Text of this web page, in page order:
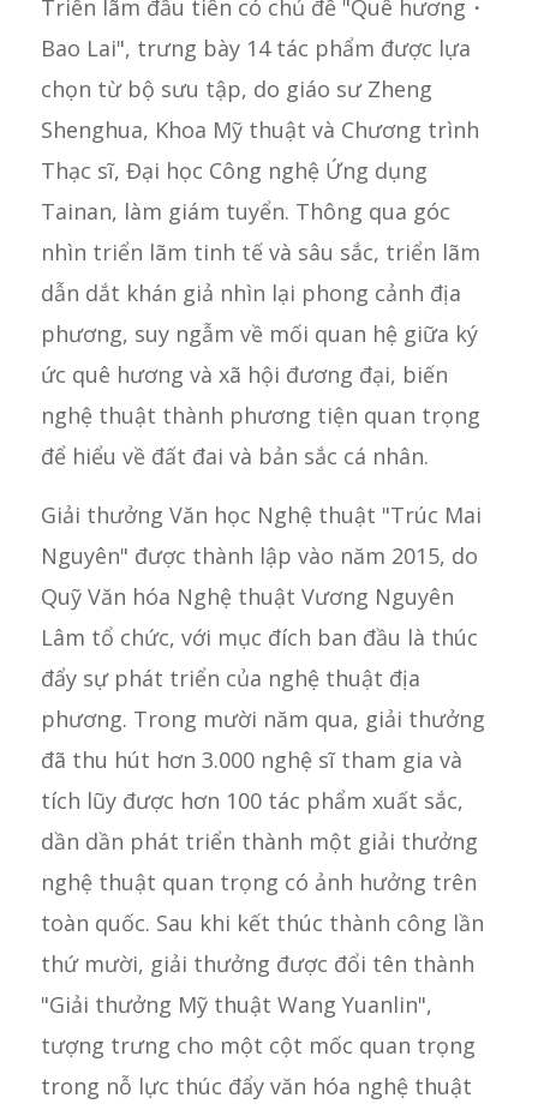
Triển lãm đầu tiên có chủ đề "Quê hương・
Bao Lai", trưng bày 14 tác phẩm được lựa
chọn từ bộ sưu tập, do giáo sư Zheng
Shenghua, Khoa Mỹ thuật và Chương trình
Thạc sĩ, Đại học Công nghệ Ứng dụng
Tainan, làm giám tuyển. Thông qua góc
nhìn triển lãm tinh tế và sâu sắc, triển lãm
dẫn dắt khán giả nhìn lại phong cảnh địa
phương, suy ngẫm về mối quan hệ giữa ký
ức quê hương và xã hội đương đại, biến
nghệ thuật thành phương tiện quan trọng
để hiểu về đất đai và bản sắc cá nhân.
Giải thưởng Văn học Nghệ thuật "Trúc Mai
Nguyên" được thành lập vào năm 2015, do
Quỹ Văn hóa Nghệ thuật Vương Nguyên
Lâm tổ chức, với mục đích ban đầu là thúc
đẩy sự phát triển của nghệ thuật địa
phương. Trong mười năm qua, giải thưởng
đã thu hút hơn 3.000 nghệ sĩ tham gia và
tích lũy được hơn 100 tác phẩm xuất sắc,
dần dần phát triển thành một giải thưởng
nghệ thuật quan trọng có ảnh hưởng trên
toàn quốc. Sau khi kết thúc thành công lần
thứ mười, giải thưởng được đổi tên thành
"Giải thưởng Mỹ thuật Wang Yuanlin",
tượng trưng cho một cột mốc quan trọng
trong nỗ lực thúc đẩy văn hóa nghệ thuật